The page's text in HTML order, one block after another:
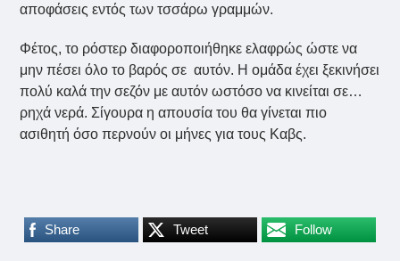
αποφάσεις εντός των τσσάρω γραμμών.
Φέτος, το ρόστερ διαφοροποιήθηκε ελαφρώς ώστε να
μην πέσει όλο το βαρός σε αυτόν. Η ομάδα έχει ξεκινήσει
πολύ καλά την σεζόν με αυτόν ωστόσο να κινείται σε…
ρηχά νερά. Σίγουρα η απουσία του θα γίνεται πιο
ασιθητή όσο περνούν οι μήνες για τους Καβς.
Share Tweet Follow